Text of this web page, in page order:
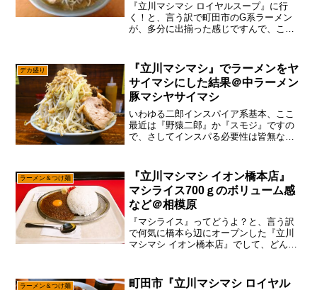
『立川マシマシ ロイヤルスープ』に行
く！と、言う訳で町田市のG系ラーメン
が、多分に出揃った感じですんで、この
や、個人的には今現在の『立川マシマシ
ロイヤルスープ』は、...
デカ盛り
『立川マシマシ』でラーメンをヤ
サイマシにした結果＠中ラーメン
豚マシヤサイマシ
いわゆる二郎インスパイア系基本、ここ
最近は『野猿二郎』か『スモジ』ですの
で、さしてインスパる必要性は皆無なの
シマシ』に行ってみたらどうでしょう？
『立川マシマシ』と言...
ラーメン＆つけ麺
『立川マシマシ イオン橋本店』
マシライス700ｇのボリューム感
など＠相模原
『マシライス』ってどうよ？と、言う訳
で何気に橋本ら辺にオープンした『立川
マシマシ イオン橋本店』でして、どんな
でして、色々な意味でチャレンジャーだ
ラーメン＆つけ麺
町田市『立川マシマシ ロイヤル